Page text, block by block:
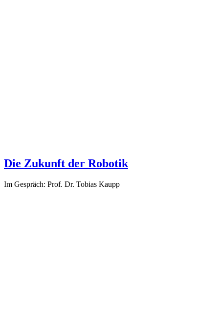
Die Zukunft der Robotik
Im Gespräch: Prof. Dr. Tobias Kaupp